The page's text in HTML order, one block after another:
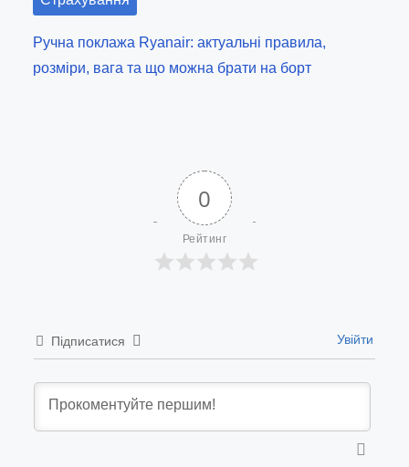
Ручна поклажа Ryanair: актуальні правила,
розміри, вага та що можна брати на борт
0
Рейтинг
Підписатися Увійти